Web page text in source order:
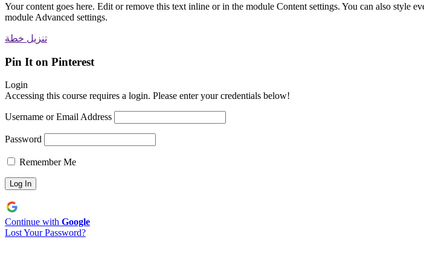
Your content goes here. Edit or remove this text inline or in the module Content settings. You can also style
module Advanced settings.
تنزيل خطة
Pin It on Pinterest
Login
Accessing this course requires a login. Please enter your credentials below!
Username or Email Address
Password
Remember Me
Continue with Google
Lost Your Password?